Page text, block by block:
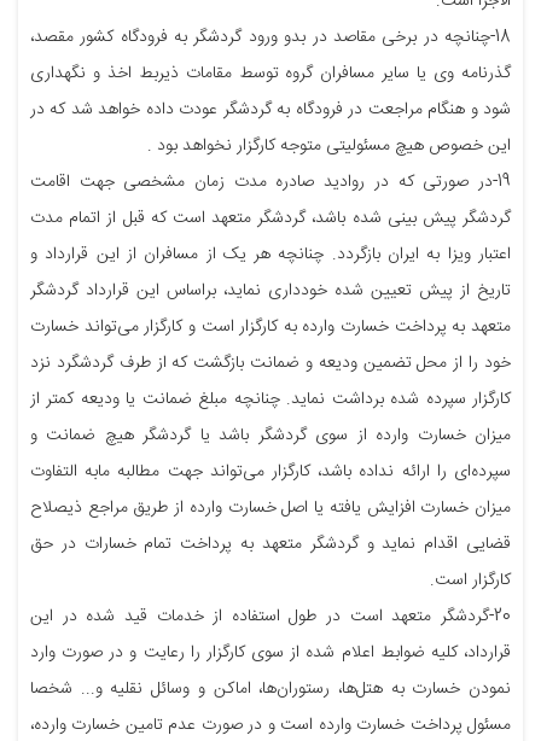
18-چنانچه در برخی مقاصد در بدو ورود گردشگر به فرودگاه کشور مقصد،
گذرنامه وی یا سایر مسافران گروه توسط مقامات ذیربط اخذ و نگهداری
شود و هنگام مراجعت در فرودگاه به گردشگر عودت داده خواهد شد که در
این خصوص هیچ مسئولیتی متوجه کارگزار نخواهد بود .
19-در صورتی که در روادید صادره مدت زمان مشخصی جهت اقامت
گردشگر پیش بینی شده باشد، گردشگر متعهد است که قبل از اتمام مدت
اعتبار ویزا به ایران بازگردد. چنانچه هر یک از مسافران از این قرارداد و
تاریخ از پیش تعیین شده خودداری نماید، براساس این قرارداد گردشگر
متعهد به پرداخت خسارت وارده به کارگزار است و کارگزار می‌تواند خسارت
خود را از محل تضمین ودیعه و ضمانت بازگشت که از طرف گردشگرد نزد
کارگزار سپرده شده برداشت نماید. چنانچه مبلغ ضمانت یا ودیعه کمتر از
میزان خسارت وارده از سوی گردشگر باشد یا گردشگر هیچ ضمانت و
سپرده‌ای را ارائه نداده باشد، کارگزار می‌تواند جهت مطالبه مابه التفاوت
میزان خسارت افزایش یافته یا اصل خسارت وارده از طریق مراجع ذیصلاح
قضایی اقدام نماید و گردشگر متعهد به پرداخت تمام خسارات در حق
کارگزار است.
20-گردشگر متعهد است در طول استفاده از خدمات قید شده در این
قرارداد، کلیه ضوابط اعلام شده از سوی کارگزار را رعایت و در صورت وارد
نمودن خسارت به هتل‌ها، رستوران‌ها، اماکن و وسائل نقلیه و... شخصا
مسئول پرداخت خسارت وارده است و در صورت عدم تامین خسارت وارده،